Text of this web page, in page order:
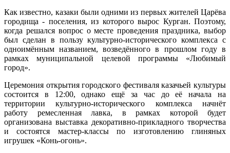
Как известно, казаки были одними из первых жителей Царёва
городища - поселения, из которого вырос Курган. Поэтому,
когда решался вопрос о месте проведения праздника, выбор
был сделан в пользу культурно-исторического комплекса с
одноимённым названием, возведённого в прошлом году в
рамках муниципальной целевой программы «Любимый
город».
Церемония открытия городского фестиваля казачьей культуры
состоится в 12:00, однако ещё за час до её начала на
территории культурно-исторического комплекса начнёт
работу ремесленная лавка, в рамках которой будет
организована выставка декоративно-прикладного творчества
и состоятся мастер-классы по изготовлению глиняных
игрушек «Конь-огонь».